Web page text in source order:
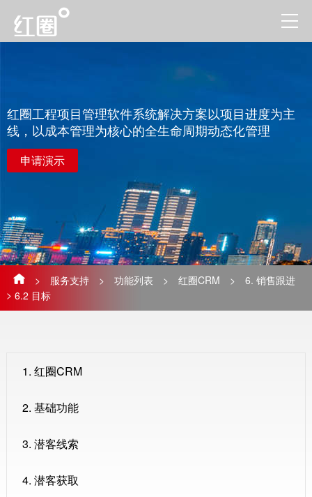
红圈工程项目管理软件系统解决方案以项目进度为主
线，以成本管理为核心的全生命周期动态化管理
申请演示
> 服务支持 > 功能列表 > 红圈CRM >
6. 销售跟进
> 6.2 目标
1. 红圈CRM
2. 基础功能
3. 潜客线索
4. 潜客获取